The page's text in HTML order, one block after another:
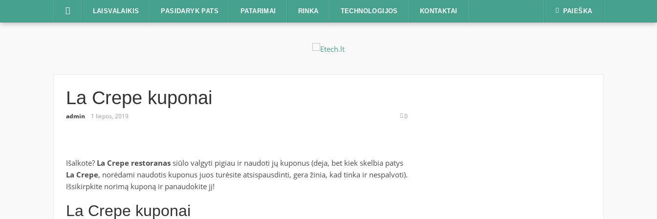
LAISVALAIKIS PASIDARYK PATS PATARIMAI RINKA TECHNOLOGIJOS KONTAKTAI PAIEŠKA
La Crepe kuponai
admin 1 liepos, 2019 0
Išalkote? La Crepe restoranassiūlo valgyti pigiau ir naudoti jų kuponus (deja, bet kiek skelbia patys
La Crepe, norėdami naudotis kuponus juos turėsite atsispausdinti, gera žinia, kad tinka ir nespalvoti).
Išsikirpkite norimą kuponą ir panaudokite jį!
La Crepe kuponai